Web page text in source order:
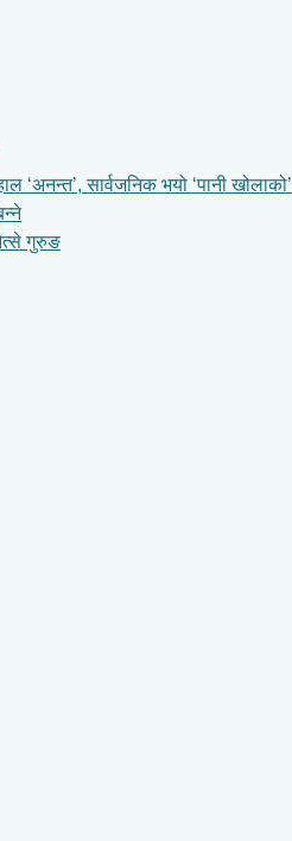
‘अनन्त’, सार्वजनिक भयो ‘पानी खोलाको’
गुरुङ